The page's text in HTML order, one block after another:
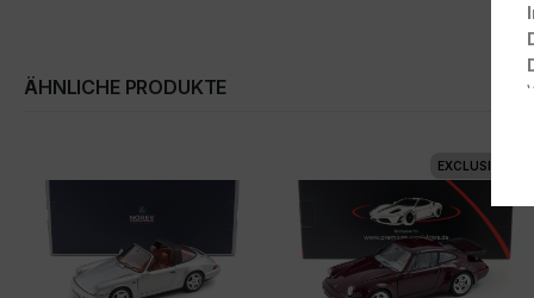
ÄHNLICHE PRODUKTE
EXCLUSIVE